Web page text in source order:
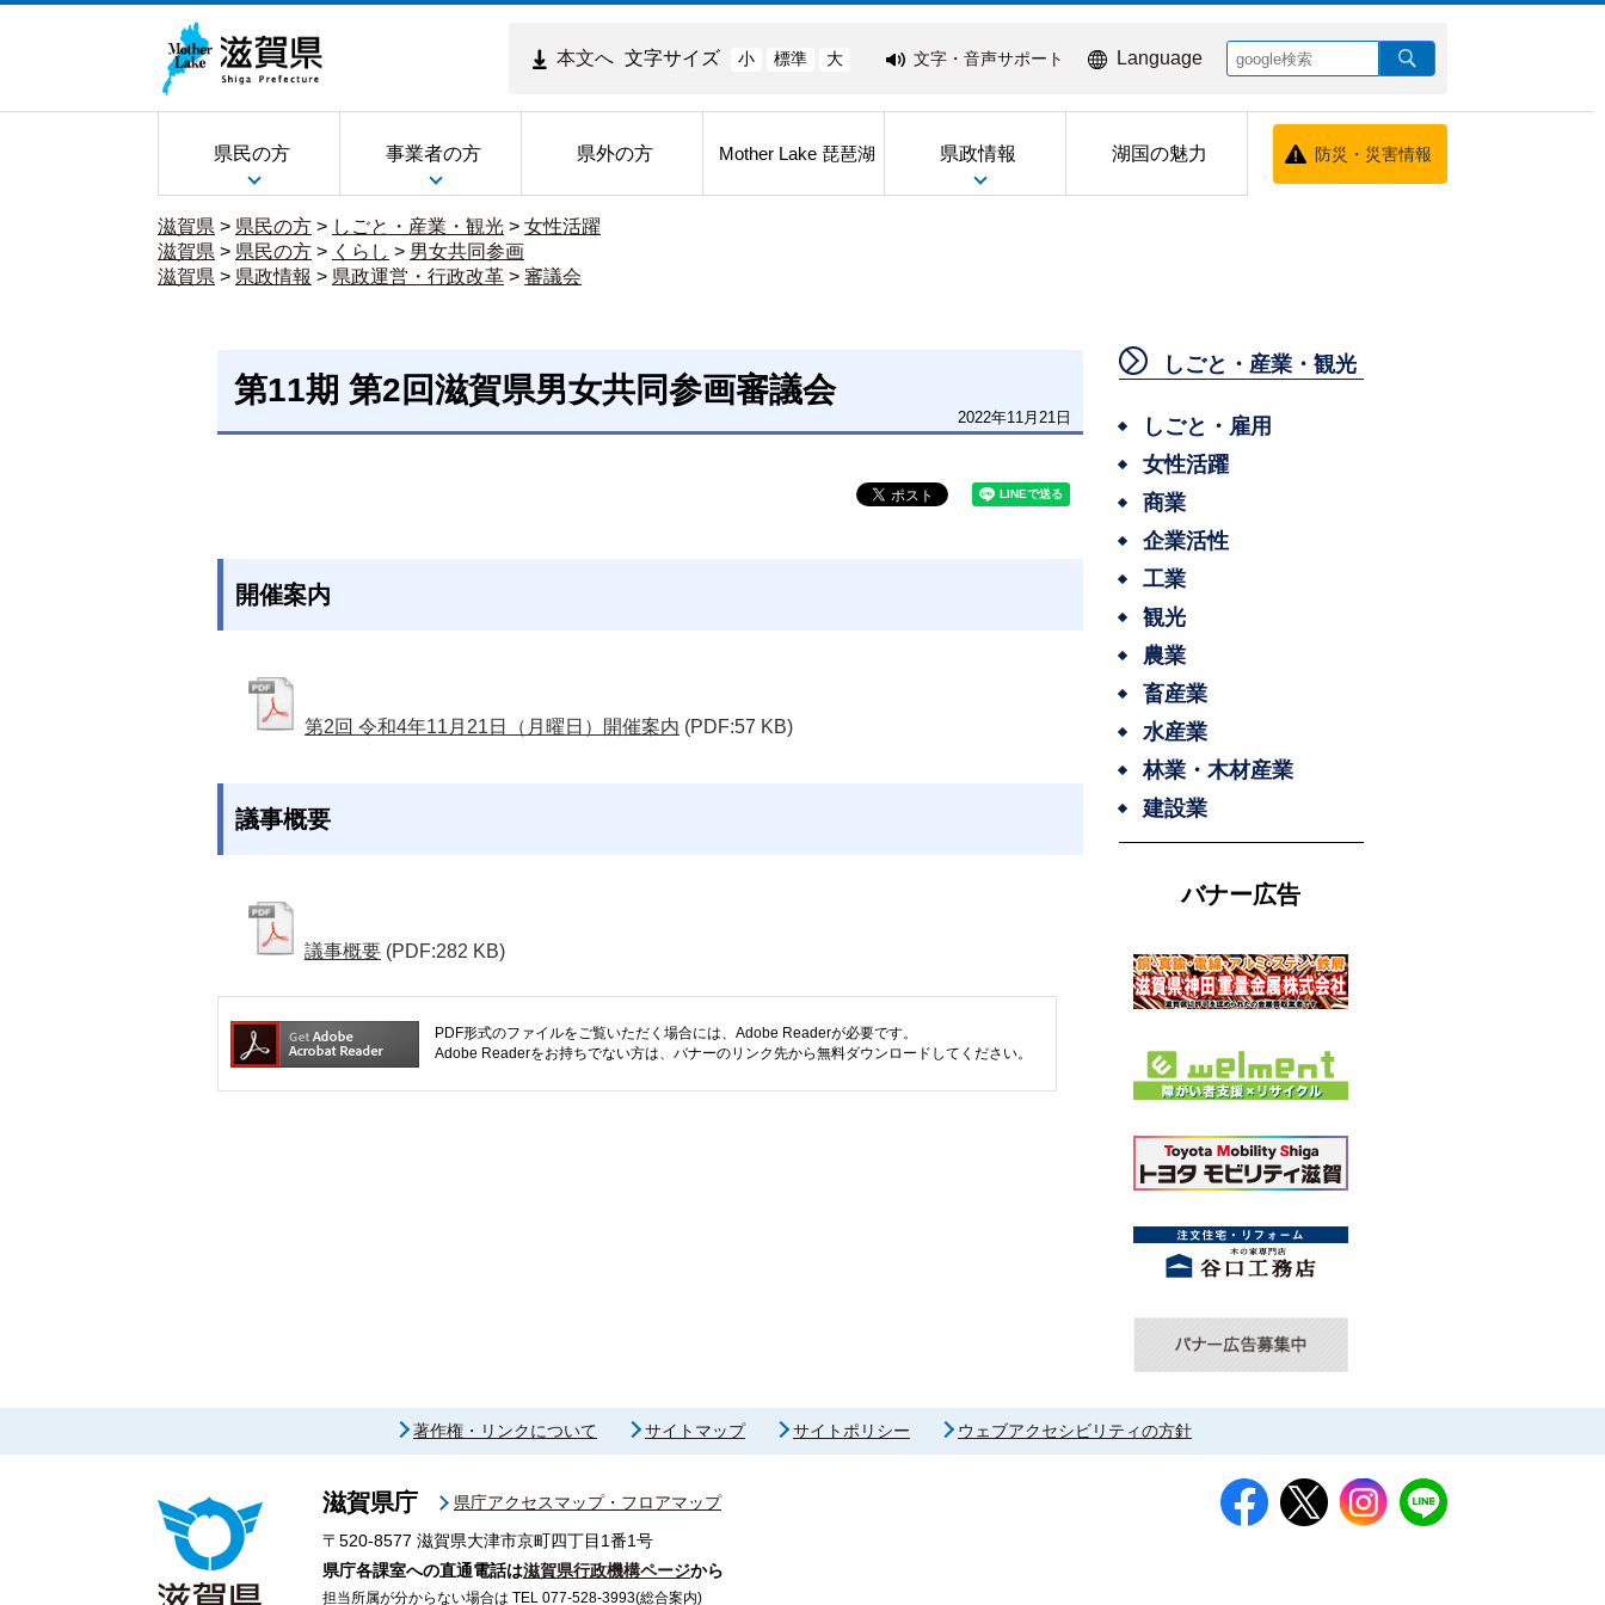
本文へ 文字サイズ 小 標準 大 文字・音声サポート Language
県民の方 事業者の方 県外の方 Mother Lake 琵琶湖 県政情報 湖国の魅力 防災・災害情報
滋賀県 > 県民の方 > しごと・産業・観光 > 女性活躍
滋賀県 > 県民の方 > くらし > 男女共同参画
滋賀県 > 県政情報 > 県政運営・行政改革 > 審議会
第11期 第2回滋賀県男女共同参画審議会
2022年11月21日
開催案内
第2回 令和4年11月21日（月曜日）開催案内 (PDF:57 KB)
議事概要
議事概要 (PDF:282 KB)
PDF形式のファイルをご覧いただく場合には、Adobe Readerが必要です。
Adobe Readerをお持ちでない方は、バナーのリンク先から無料ダウンロードしてください。
しごと・産業・観光
しごと・雇用
女性活躍
商業
企業活性
工業
観光
農業
畜産業
水産業
林業・木材産業
建設業
バナー広告
著作権・リンクについて サイトマップ サイトポリシー ウェブアクセシビリティの方針
滋賀県庁
県庁アクセスマップ・フロアマップ
〒520-8577 滋賀県大津市京町四丁目1番1号
県庁各課室への直通電話は滋賀県行政機構ページから
担当所属が分からない場合は TEL 077-528-3993(総合案内)